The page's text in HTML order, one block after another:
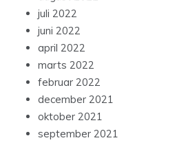
juli 2022
juni 2022
april 2022
marts 2022
februar 2022
december 2021
oktober 2021
september 2021